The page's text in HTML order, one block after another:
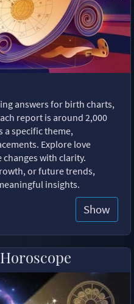
answers for birth charts,
report is around 2,000
a specific theme,
Explore love
with clarity.
or future trends,
insights.
Show